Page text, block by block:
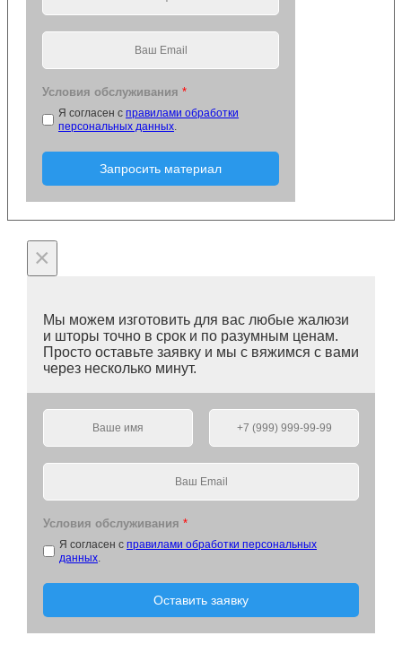
Условия обслуживания *
Я согласен с правилами обработки
персональных данных.
Запросить материал
×
Мы можем изготовить для вас любые жалюзи
и шторы точно в срок и по разумным ценам.
Просто оставьте заявку и мы с вяжимся с вами
через несколько минут.
Условия обслуживания *
Я согласен с правилами обработки персональных
данных.
Оставить заявку